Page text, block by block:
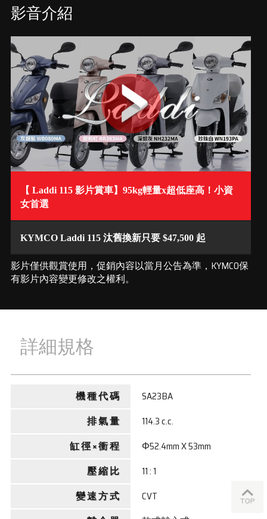
影音介紹
【 Laddi 115 影片賞車】95kg輕量x超低座高！小資
女首選
KYMCO Laddi 115 汰舊換新只要 $47,500 起
影片僅供觀賞使用，促銷內容以當月公告為準，KYMCO保
有影片內容變更修改之權利。
詳細規格
機 種 代 碼
SA23BA
排 氣 量
114.3 c.c.
缸 徑 × 衝 程
Φ52.4mm X 53mm
壓 縮 比
11 : 1
變 速 方 式
CVT